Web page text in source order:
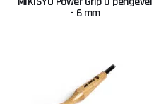
- 6 mm